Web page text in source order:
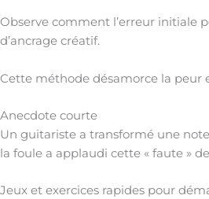
Observe comment l’erreur initiale
d’ancrage créatif.
Cette méthode désamorce la peur
Anecdote courte
Un guitariste a transformé une
la foule a applaudi cette « faute »
Jeux et exercices rapides pour